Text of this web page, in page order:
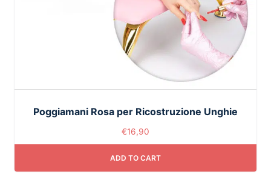
Poggiamani Rosa per Ricostruzione Unghie
€16,90
ADD TO CART